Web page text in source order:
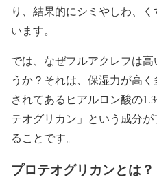
り、結果的にシミやしわ、
います。
では、なぜフルアクレフは
うか？それは、保湿力が高
されてあるヒアルロン酸の
テオグリカン」という成分
ることです。
プロテオグリカンとは？